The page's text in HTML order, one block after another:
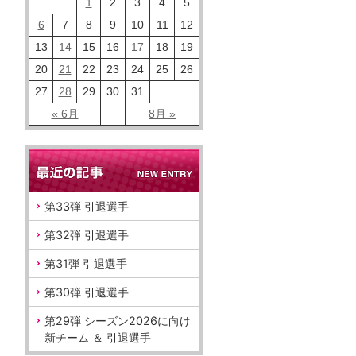
« 6月 8月 »
6
7 8 9 10 11
12
13
14 15 16 17 18
19
20
21 22 23 24 25
26
27
28 29 30 31
第33弾 引退選手
第32弾 引退選手
第31弾 引退選手
第30弾 引退選手
第29弾 シーズン2026に向け
新チーム ＆ 引退選手